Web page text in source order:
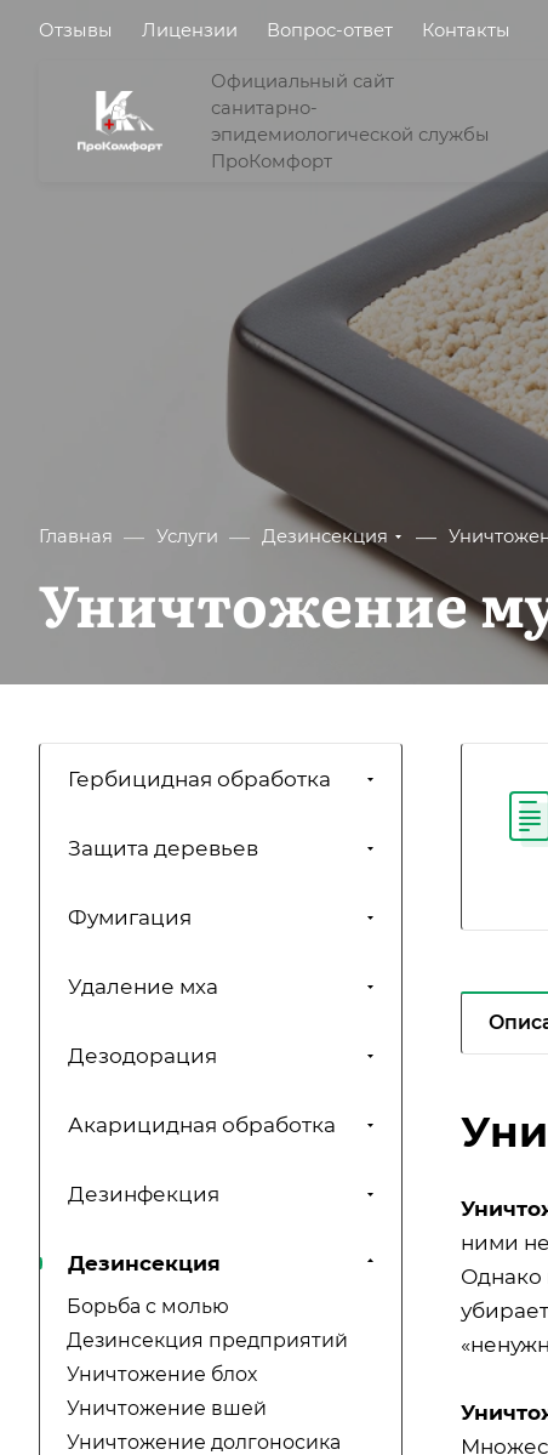
Отзывы Лицензии Вопрос-ответ Контакты
Официальный сайт
санитарно-
эпидемиологической службы
ПроКомфорт
Главная — Услуги — Дезинсекция —
Уничтожение
ними
Однако
Гербицидная обработка
Защита деревьев
Фумигация
Удаление мха
Дезодорация
Акарицидная обработка
Дезинфекция
Дезинсекция
Борьба с молью
Дезинсекция предприятий
Уничтожение блох
Уничтожение вшей
Уничтожение долгоносика